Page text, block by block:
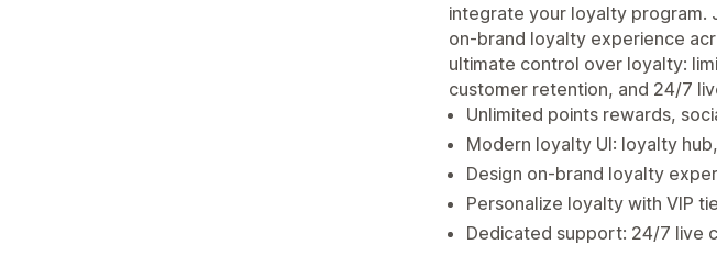
integrate your loyalty program.
on-brand loyalty experience
ultimate control over loyalty:
customer retention, and 24/7
Unlimited points rewards,
Modern loyalty UI: loyalty
Design on-brand loyalty
Personalize loyalty with VIP
Dedicated support: 24/7 live